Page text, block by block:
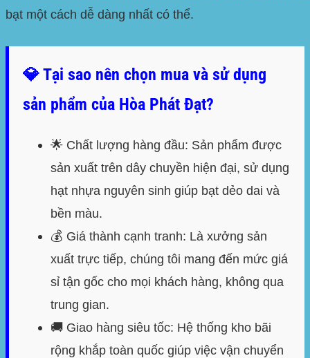
bạt một cách dễ dàng nhất có thể.
💎 Tại sao nên chọn mua và sử dụng
sản phẩm của Hòa Phát Đạt?
🌟 Chất lượng hàng đầu: Sản phẩm được
sản xuất trên dây chuyền hiện đại, sử dụng
hạt nhựa nguyên sinh giúp bạt dẻo dai và
bền màu.
💰 Giá thành cạnh tranh: Là xưởng sản
xuất trực tiếp, chúng tôi mang đến mức giá
sỉ tận gốc cho mọi khách hàng, không qua
trung gian.
🚚 Giao hàng siêu tốc: Hệ thống kho bãi
rộng khắp toàn quốc giúp việc vận chuyển